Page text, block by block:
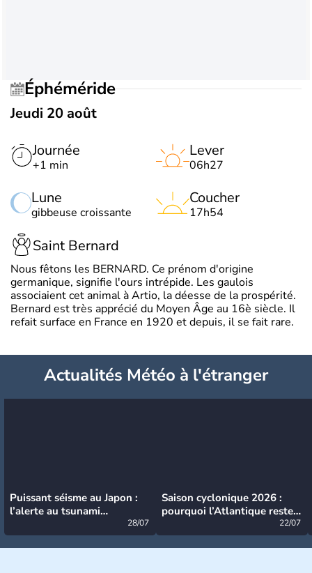
Éphéméride
Jeudi 20 août
Journée
+1 min
Lune
gibbeuse croissante
Lever
06h27
Coucher
17h54
Saint Bernard
Nous fêtons les BERNARD. Ce prénom d'origine
germanique, signifie l'ours intrépide. Les gaulois
associaient cet animal à Artio, la déesse de la prospérité.
Bernard est très apprécié du Moyen Âge au 16è siècle. Il
refait surface en France en 1920 et depuis, il se fait rare.
Actualités Météo à l'étranger
Puissant séisme au Japon :
l’alerte au tsunami
28/07
Saison cyclonique 2026 :
pourquoi l’Atlantique reste
22/07